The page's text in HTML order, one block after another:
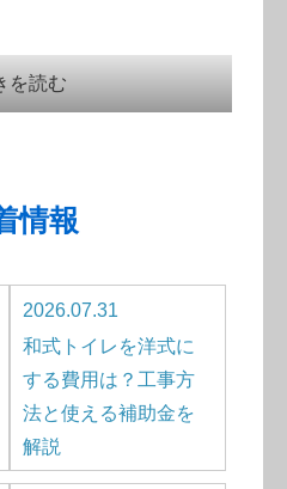
を読む
情報
2026.07.31
和式トイレを洋式に
する費用は？工事方
法と使える補助金を
解説